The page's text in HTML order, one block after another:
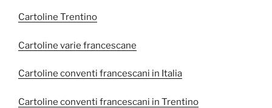
Cartoline Trentino
Cartoline varie francescane
Cartoline conventi francescani in Italia
Cartoline conventi francescani in Trentino